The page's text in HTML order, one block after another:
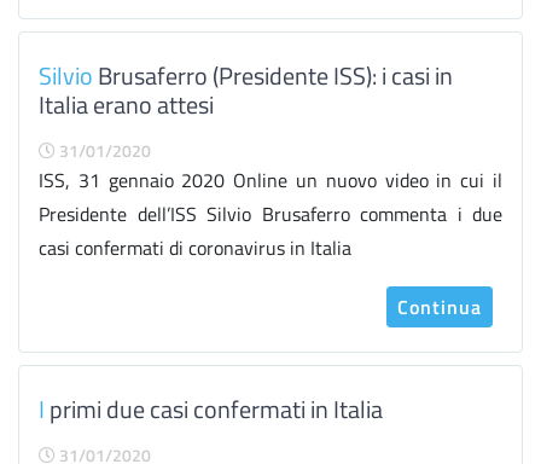
SilvioBrusaferro (Presidente ISS): i casi in
Italia erano attesi
31/01/2020
ISS, 31 gennaio 2020 Online un nuovo video in cui il
Presidente dell’ISS Silvio Brusaferro commenta i due
casi confermati di coronavirus in Italia
Continua
Iprimi due casi confermati in Italia
31/01/2020